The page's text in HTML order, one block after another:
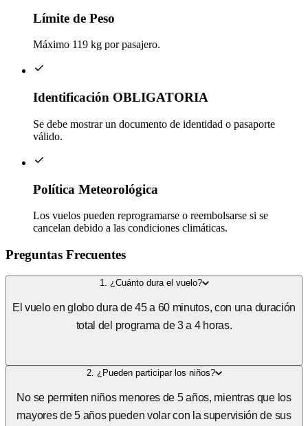
Límite de Peso
Máximo 119 kg por pasajero.
Identificación OBLIGATORIA
Se debe mostrar un documento de identidad o pasaporte
válido.
Política Meteorológica
Los vuelos pueden reprogramarse o reembolsarse si se
cancelan debido a las condiciones climáticas.
Preguntas Frecuentes
1. ¿Cuánto dura el vuelo?
El vuelo en globo dura de 45 a 60 minutos, con una duración
total del programa de 3 a 4 horas.
2. ¿Pueden participar los niños?
No se permiten niños menores de 5 años, mientras que los
mayores de 5 años pueden volar con la supervisión de sus